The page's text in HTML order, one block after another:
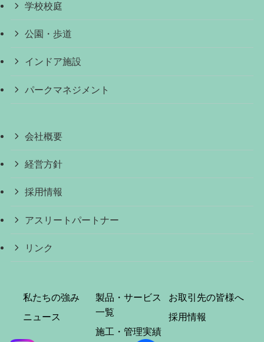
学校校庭
公園・歩道
インドア施設
パークマネジメント
会社概要
経営方針
採用情報
アスリートパートナー
リンク
私たちの強み
ニュース
製品・サービス
一覧
施工・管理実績
お取引先の皆様へ
採用情報